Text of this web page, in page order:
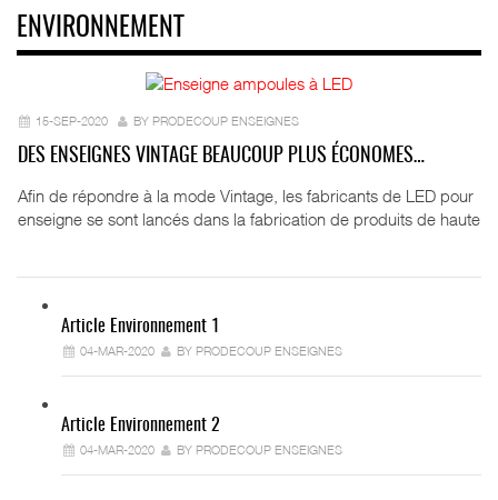
ENVIRONNEMENT
15-SEP-2020 BY PRODECOUP ENSEIGNES
DES ENSEIGNES VINTAGE BEAUCOUP PLUS ÉCONOMES…
Afin de répondre à la mode Vintage, les fabricants de LED pour
enseigne se sont lancés dans la fabrication de produits de haute
Article Environnement 1
04-MAR-2020 BY PRODECOUP ENSEIGNES
Article Environnement 2
04-MAR-2020 BY PRODECOUP ENSEIGNES